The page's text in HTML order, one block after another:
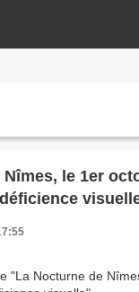
le 1er